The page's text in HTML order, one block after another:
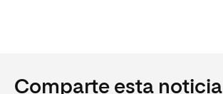
Comparte esta noticia